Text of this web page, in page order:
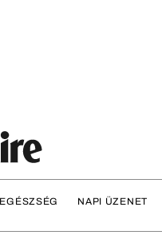
EGÉSZSÉG NAPI ÜZENET